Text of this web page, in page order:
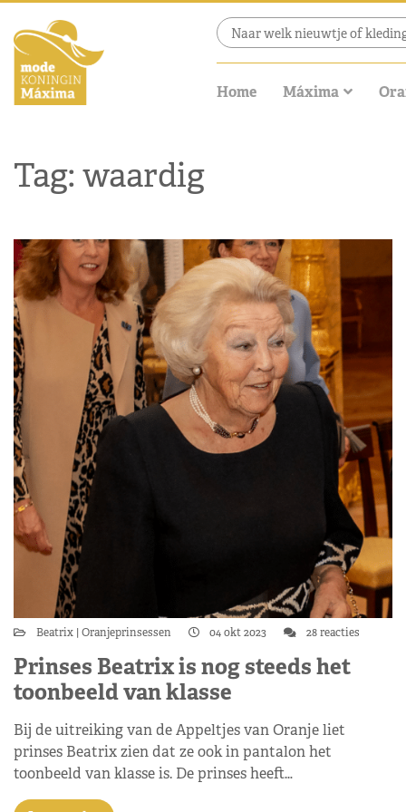
Home Máxima
Tag: waardig
Beatrix Oranjeprinsessen 04 okt 2023 28 reacties
Prinses Beatrix is nog steeds het
toonbeeld van klasse
Bij de uitreiking van de Appeltjes van Oranje liet
prinses Beatrix zien dat ze ook in pantalon het
toonbeeld van klasse is. De prinses heeft…